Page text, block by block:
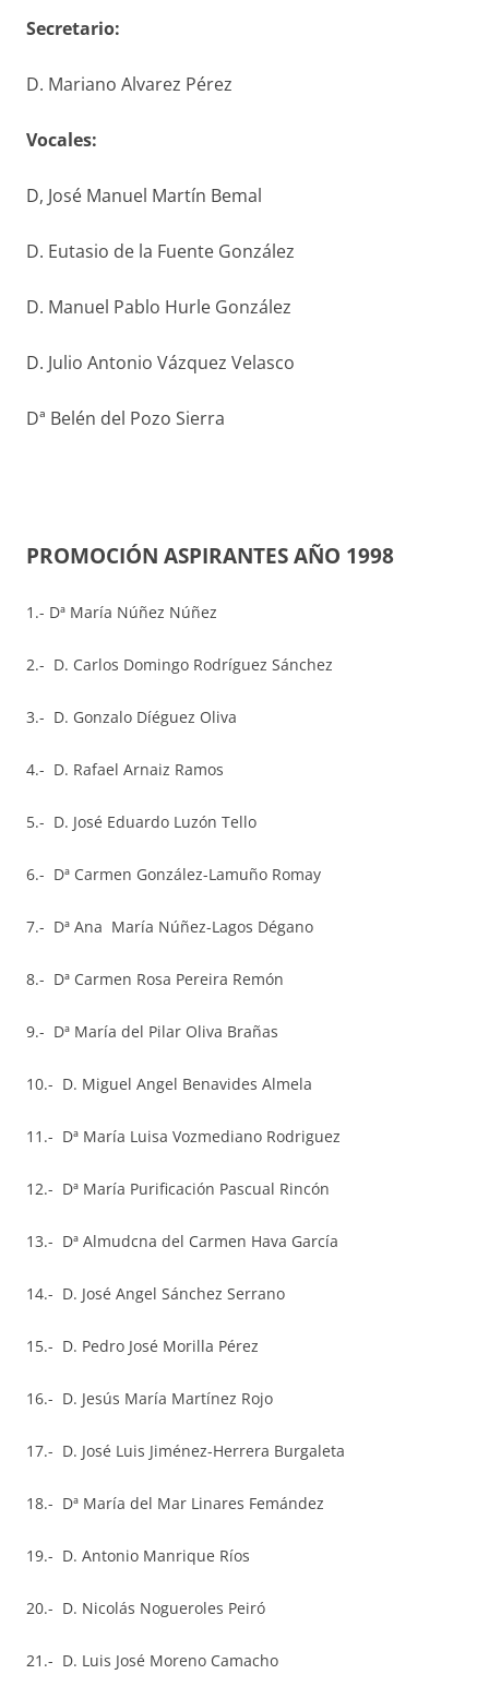
Secretario:
D. Mariano Alvarez Pérez
Vocales:
D, José Manuel Martín Bemal
D. Eutasio de la Fuente González
D. Manuel Pablo Hurle González
D. Julio Antonio Vázquez Velasco
Dª Belén del Pozo Sierra
PROMOCIÓN ASPIRANTES AÑO 1998
1.- Dª María Núñez Núñez
2.- D. Carlos Domingo Rodríguez Sánchez
3.- D. Gonzalo Díéguez Oliva
4.- D. Rafael Arnaiz Ramos
5.- D. José Eduardo Luzón Tello
6.- Dª Carmen González-Lamuño Romay
7.- Dª Ana María Núñez-Lagos Dégano
8.- Dª Carmen Rosa Pereira Remón
9.- Dª María del Pilar Oliva Brañas
10.- D. Miguel Angel Benavides Almela
11.- Dª María Luisa Vozmediano Rodriguez
12.- Dª María Purificación Pascual Rincón
13.- Dª Almudcna del Carmen Hava García
14.- D. José Angel Sánchez Serrano
15.- D. Pedro José Morilla Pérez
16.- D. Jesús María Martínez Rojo
17.- D. José Luis Jiménez-Herrera Burgaleta
18.- Dª María del Mar Linares Femández
19.- D. Antonio Manrique Ríos
20.- D. Nicolás Nogueroles Peiró
21.- D. Luis José Moreno Camacho